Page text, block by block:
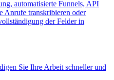
automatisierte Funnels, API
Anrufe transkribieren oder
der Felder in
Sie Ihre Arbeit schneller und